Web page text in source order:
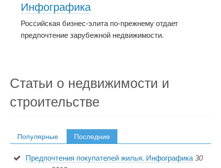
Инфографика
Российская бизнес-элита по-прежнему отдает
предпочтение зарубежной недвижимости.
Статьи о недвижимости и
строительстве
Популярные Последние
Предпочтения покупателей жилья. Инфографика 30